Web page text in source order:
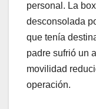
personal. La
desconsolada
que tenía
padre sufrió un
movilidad
operación.